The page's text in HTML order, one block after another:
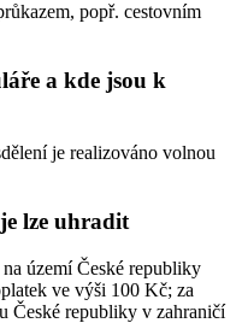
popř. cestovním
a kde jsou k
je realizováno volnou
lze uhradit
území České republiky
ve výši 100 Kč; za
České republiky v zahraničí